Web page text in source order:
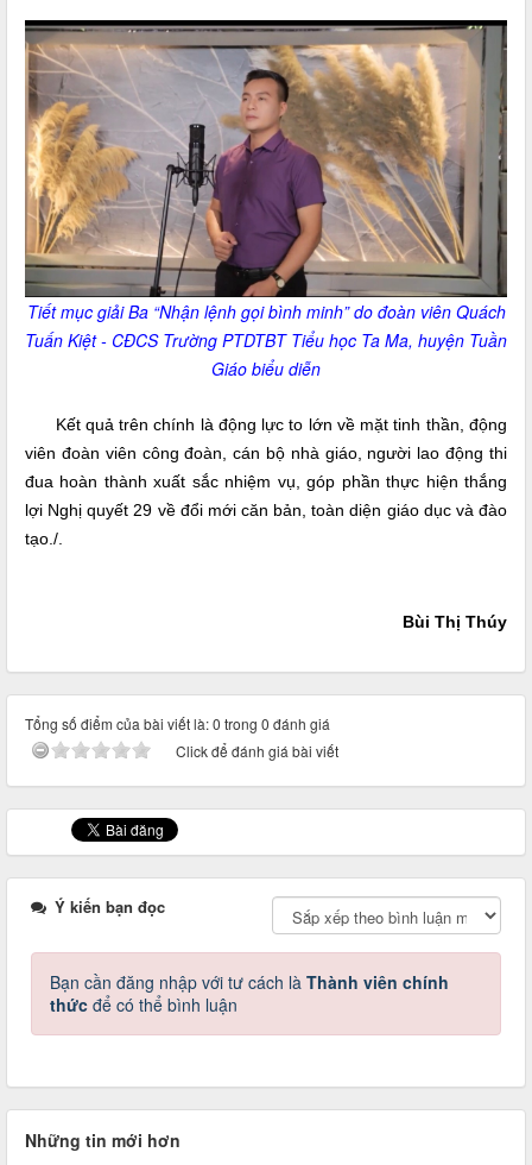
Tiết mục giải Ba “Nhận lệnh gọi bình minh” do đoàn viên Quách
Tuấn Kiệt - CĐCS Trường PTDTBT Tiểu học Ta Ma, huyện Tuần
Giáo biểu diễn
Kết quả trên chính là động lực to lớn về mặt tinh thần, động
viên đoàn viên công đoàn, cán bộ nhà giáo, người lao động thi
đua hoàn thành xuất sắc nhiệm vụ, góp phần thực hiện thắng
lợi Nghị quyết 29 về đổi mới căn bản, toàn diện giáo dục và đào
tạo./.
Bùi Thị Thúy
Tổng số điểm của bài viết là: 0 trong 0 đánh giá
Click để đánh giá bài viết
Ý kiến bạn đọc
Bạn cần đăng nhập với tư cách là Thành viên chính
thức để có thể bình luận
Những tin mới hơn